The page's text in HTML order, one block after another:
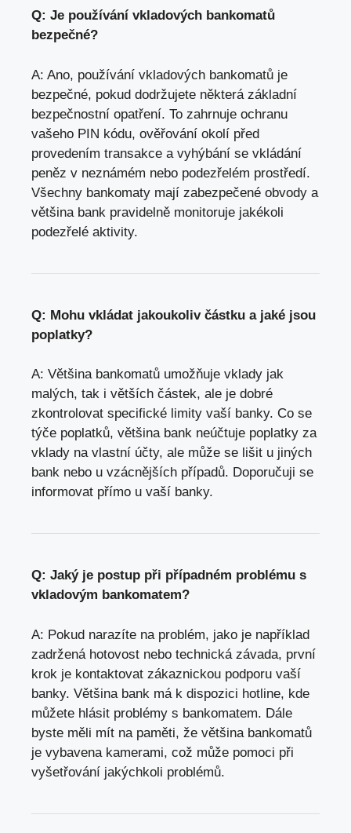
Q: Je používání vkladových bankomatů
bezpečné?
A: Ano, používání vkladových bankomatů je
bezpečné, pokud dodržujete některá základní
bezpečnostní opatření. To zahrnuje ochranu
vašeho PIN kódu, ověřování okolí před
provedením transakce a vyhýbání se vkládání
peněz v neznámém nebo podezřelém prostředí.
Všechny bankomaty mají zabezpečené obvody a
většina bank pravidelně monitoruje jakékoli
podezřelé aktivity.
Q: Mohu vkládat jakoukoliv částku a jaké jsou
poplatky?
A: Většina bankomatů umožňuje vklady jak
malých, tak i větších částek, ale je dobré
zkontrolovat specifické limity vaší banky. Co se
týče poplatků, většina bank neúčtuje poplatky za
vklady na vlastní účty, ale může se lišit u jiných
bank nebo u vzácnějších případů. Doporučuji se
informovat přímo u vaší banky.
Q: Jaký je postup při případném problému s
vkladovým bankomatem?
A: Pokud narazíte na problém, jako je například
zadržená hotovost nebo technická závada, první
krok je kontaktovat zákaznickou podporu vaší
banky. Většina bank má k dispozici hotline, kde
můžete hlásit problémy s bankomatem. Dále
byste měli mít na paměti, že většina bankomatů
je vybavena kamerami, což může pomoci při
vyšetřování jakýchkoli problémů.